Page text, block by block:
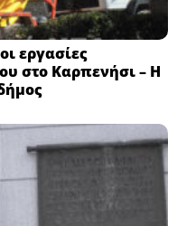
εργασίες
στο Καρπενήσι – Η